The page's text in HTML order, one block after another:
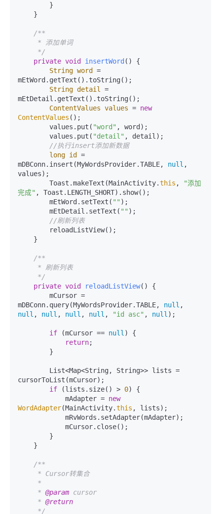
/**
     */
private void insertWord ()
{
String word
=
mEtWord.getText().toString();
String detail
=
mEtDetail.getText().toString();
ContentValues values = new
ContentValues ();
        values.put(
"word" , word);
        values.put(
"detail" , detail);
//执行insert添加新数据
long id
=
mDBConn.insert(MyWordsProvider.TABLE, null ,
values);
        Toast.makeText(MainActivity.
this ,
"添加
完成" , Toast.LENGTH_SHORT).show();
        mEtWord.setText(
"" );
        mEtDetail.setText(
"" );
//刷新列表
/**
     */
private void reloadListView()
{
mDBConn.query(MyWordsProvider.TABLE, null
null , null , null , null , "id asc" , null );
if (mCursor == null ) {
return;
cursorToList(mCursor);
if (lists.size() > 0) {
            mAdapter =
new
WordAdapter(MainActivity.this , lists);
/**
     *
@param cursor
     *
@return
     */